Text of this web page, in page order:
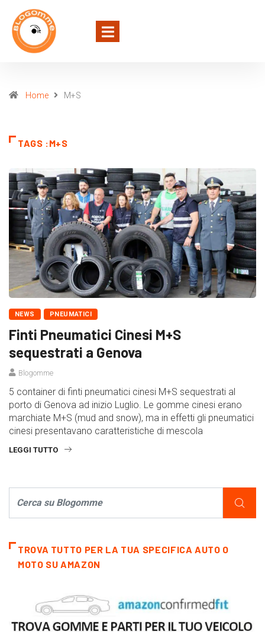
Home M+S
TAGS :M+S
NEWS PNEUMATICI
Finti Pneumatici Cinesi M+S
sequestrati a Genova
Blogomme
5 container di finti pneumatici cinesi M+S sequestrati al
porto di Genova ad inizio Luglio. Le gomme cinesi erano
marchiate M+S (mud and snow), ma in effetti gli pneumatici
cinesi presentavano caratteristiche di mescola
LEGGI TUTTO
TROVA TUTTO PER LA TUA SPECIFICA AUTO O
MOTO SU AMAZON